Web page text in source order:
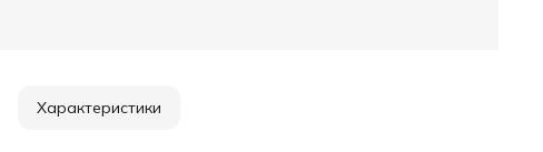
Характеристики